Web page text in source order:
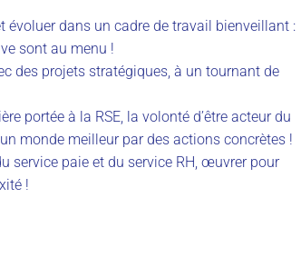
évoluer dans un cadre de travail bienveillant :
sont au menu !
des projets stratégiques , à un tournant de
portée à la RSE, la volonté d’être acteur du
monde meilleur par des actions concrètes !
service paie et du service RH, œuvrer pour
!